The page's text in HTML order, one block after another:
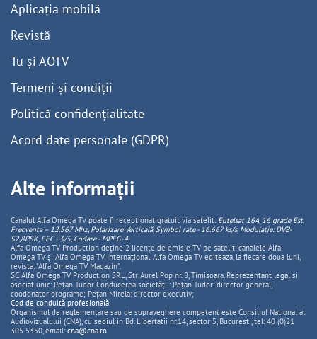
Aplicația mobilă
Revistă
Tu și AOTV
Termeni și condiții
Politică confidențialitate
Acord date personale (GDPR)
Alte informații
Canalul Alfa Omega TV poate fi recepționat gratuit via satelit: Eutelsat 16A, 16 grade Est,
Frecventa – 12.567 Mhz, PolarizareVerticală, Symbol rate - 16.667 ks/s, Modulație: DVB-
S2,8PSK, FEC - 3/5, Codare - MPEG-4.
Alfa Omega TV Production deține 2 licențe de emisie TV pe satelit: canalele Alfa
Omega TV și Alfa Omega TV Internațional. Alfa Omega TV editeaza, la fiecare doua luni,
revista: "Alfa Omega TV Magazin".
SC Alfa Omega TV Production SRL, Str Aurel Pop nr. 8, Timisoara. Reprezentant legal și
asociat unic: Pețan Tudor. Conducerea societății: Pețan Tudor: director general,
coodonator programe; Pețan Mirela: director executiv;
Cod de conduită profesională
Organismul de reglementare sau de supraveghere competent este Consiliul National al
Audiovizualului (CNA), cu sediul in Bd. Libertatii nr.14, sector 5, Bucuresti, tel: 40 (0)21
305 5350, email: cna@cna.ro